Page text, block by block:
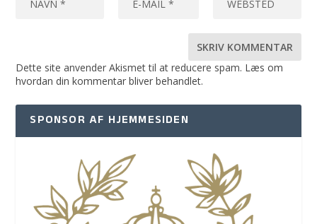
Dette site anvender Akismet til at reducere spam. Læs om
hvordan din kommentar bliver behandlet.
SPONSOR AF HJEMMESIDEN